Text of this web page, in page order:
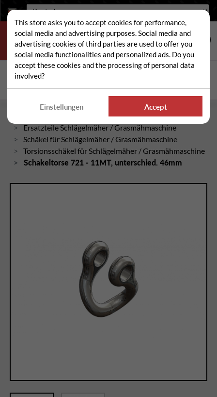
Sprache:
Suche
Ersatzteile Schlägelmäher / Grasmähmaschine
Schäkel für Schlägelmäher / Grasmähmaschine
Torsionsschäkel für Schlägelmäher / Grasmähmaschine
Schakeltorse 721 - 11MT, unterschied. 46mm
This store asks you to accept cookies for performance,
social media and advertising purposes. Social media and
advertising cookies of third parties are used to offer you
social media functionalities and personalized ads. Do you
accept these cookies and the processing of personal data
involved?
Einstellungen Accept